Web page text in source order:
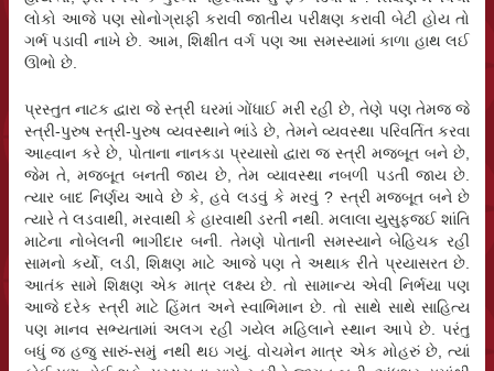
લોકો આજે પણ સોનોગ્રાફી કરાવી જાતીય પરીક્ષણ કરાવી બેટી હોય તો
ગર્ભ પડાવી નાખે છે. આમ, શિક્ષીત વર્ગ પણ આ સમસ્યામાં કાળા હાથ લઈ
ઊભો છે.
પ્રસ્તુત નાટક દ્વારા જે સ્ત્રી ઘરમાં ગોંધાઈ મરી રહી છે, તેણે પણ તેમજ જે
સ્ત્રી-પુરુષ સ્ત્રી-પુરુષ વ્યવસ્થાને ભાંડે છે, તેમને વ્યવસ્થા પરિવર્તિત કરવા
આહ્વાન કરે છે, પોતાના નાનકડા પ્રયાસો દ્વારા જ સ્ત્રી મજબૂત બને છે,
જેમ તે, મજબૂત બનતી જાય છે, તેમ વ્યાવસ્થા નબળી પડતી જાય છે.
ત્યાર બાદ નિર્ણય આવે છે કે, હવે લડવું કે મરવું ? સ્ત્રી મજબૂત બને છે
ત્યારે તે લડવાથી, મરવાથી કે હારવાથી ડરતી નથી. મલાલા યુસુફજઈ શાંતિ
માટેના નોબેલની ભાગીદાર બની. તેમણે પોતાની સમસ્યાને બેહિચક રહી
સામનો કર્યો, લડી, શિક્ષણ માટે આજે પણ તે અથાક રીતે પ્રયાસરત છે.
આતંક સામે શિક્ષણ એક માત્ર લક્ષ્ય છે. તો સામાન્ય એવી નિર્ભયા પણ
આજે દરેક સ્ત્રી માટે હિંમત અને સ્વાભિમાન છે. તો સાથે સાથે સાહિત્ય
પણ માનવ સભ્યતામાં અલગ રહી ગયેલ મહિલાને સ્થાન આપે છે. પરંતુ
બધું જ હજુ સારું-સમું નથી થઇ ગયું. વોચમેન માત્ર એક મોહરું છે, ત્યાં